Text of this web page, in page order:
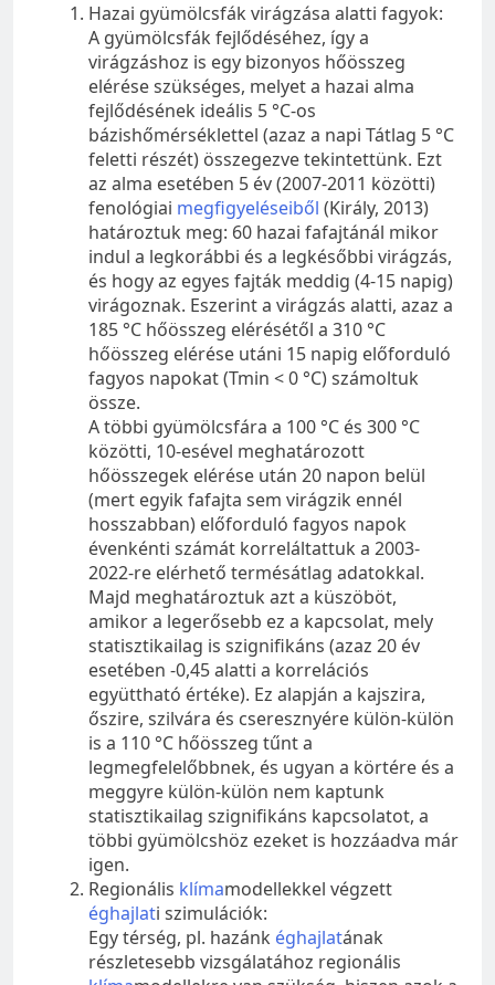
Hazai gyümölcsfák virágzása alatti fagyok:
A gyümölcsfák fejlődéséhez, így a
virágzáshoz is egy bizonyos hőösszeg
elérése szükséges, melyet a hazai alma
fejlődésének ideális 5 °C-os
bázishőmérséklettel (azaz a napi Tátlag 5 °C
feletti részét) összegezve tekintettünk. Ezt
az alma esetében 5 év (2007-2011 közötti)
fenológiai megfigyeléseiből (Király, 2013)
határoztuk meg: 60 hazai fafajtánál mikor
indul a legkorábbi és a legkésőbbi virágzás,
és hogy az egyes fajták meddig (4-15 napig)
virágoznak. Eszerint a virágzás alatti, azaz a
185 °C hőösszeg elérésétől a 310 °C
hőösszeg elérése utáni 15 napig előforduló
fagyos napokat (Tmin < 0 °C) számoltuk
össze.
A többi gyümölcsfára a 100 °C és 300 °C
közötti, 10-esével meghatározott
hőösszegek elérése után 20 napon belül
(mert egyik fafajta sem virágzik ennél
hosszabban) előforduló fagyos napok
évenkénti számát korreláltattuk a 2003-
2022-re elérhető termésátlag adatokkal.
Majd meghatároztuk azt a küszöböt,
amikor a legerősebb ez a kapcsolat, mely
statisztikailag is szignifikáns (azaz 20 év
esetében -0,45 alatti a korrelációs
együttható értéke). Ez alapján a kajszira,
őszire, szilvára és cseresznyére külön-külön
is a 110 °C hőösszeg tűnt a
legmegfelelőbbnek, és ugyan a körtére és a
meggyre külön-külön nem kaptunk
statisztikailag szignifikáns kapcsolatot, a
többi gyümölcshöz ezeket is hozzáadva már
igen.
Regionális klímamodellekkel végzett
éghajlati szimulációk:
Egy térség, pl. hazánk éghajlatának
részletesebb vizsgálatához regionális